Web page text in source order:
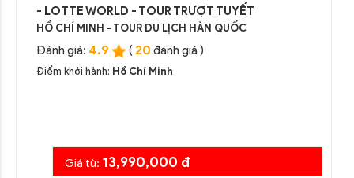
- LOTTE WORLD - TOUR TRƯỢT TUYẾT
HỒ CHÍ MINH - TOUR DU LỊCH HÀN QUỐC
Đánh giá: 4.9 ( 20 đánh giá )
Điểm khởi hành: Hồ Chí Minh
Giá từ: 13,990,000 đ